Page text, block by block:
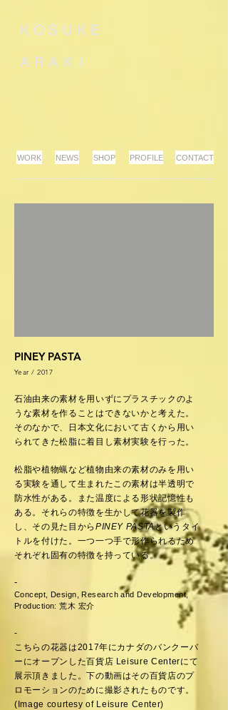
K O S U K E
A RA K I
WORK NEWS SHOP PROFILE CONTACT
PINEY PASTA
Year / 2017
石油由来の素材を用いずにプラスチックのよ
うな素材を作ることはできないかと考えた。
そのなかで、日本文化において古くから用い
られてきた松脂に着目し素材実験を行った。
松脂や植物蝋など植物由来の素材のみを用い
る実験を通して生まれたこの素材は半透明で
防水性がある。また温度による形状記憶性も
ある。それらの特徴を生かして花器を製作
し、その見た目から PINEY PASTAというタイ
トルを付けた。一つ一つ手で形作られるため
それぞれ固有の特徴を持っている。
-
​Concept, Design, Research and Development,
Production: 荒木 宏介
-
こちらの花器は2017年にカナダのバンクーバ
ーにオープンした百貨店 Leisure Centerにて
展示頂きました。下の動画はその百貨店のプ
ロモーションのために撮影されたものです。
(Image courtesy of Leisure Center)